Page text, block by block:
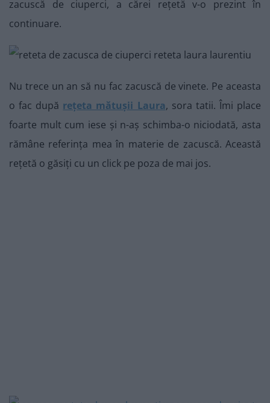
zacuscă de ciuperci, a cărei rețetă v-o prezint în
continuare.
Nu trece un an să nu fac zacuscă de vinete. Pe aceasta
o fac după rețeta mătușii Laura, sora tatii. Îmi place
foarte mult cum iese și n-aș schimba-o niciodată, asta
rămâne referința mea în materie de zacuscă. Această
rețetă o găsiți cu un click pe poza de mai jos.